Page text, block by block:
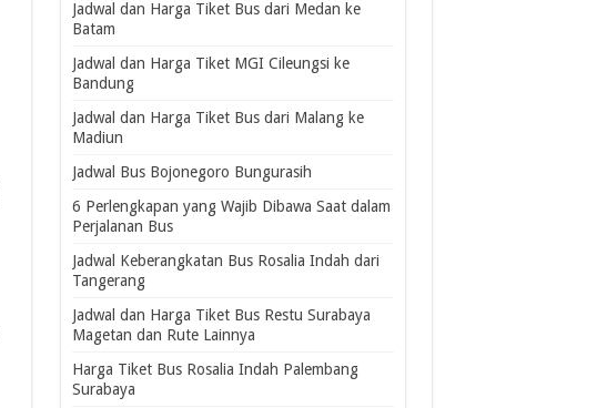
Jadwal dan Harga Tiket Bus dari Medan ke
Batam
Jadwal dan Harga Tiket MGI Cileungsi ke
Bandung
Jadwal dan Harga Tiket Bus dari Malang ke
Madiun
Jadwal Bus Bojonegoro Bungurasih
6 Perlengkapan yang Wajib Dibawa Saat dalam
Perjalanan Bus
Jadwal Keberangkatan Bus Rosalia Indah dari
Tangerang
Jadwal dan Harga Tiket Bus Restu Surabaya
Magetan dan Rute Lainnya
Harga Tiket Bus Rosalia Indah Palembang
Surabaya